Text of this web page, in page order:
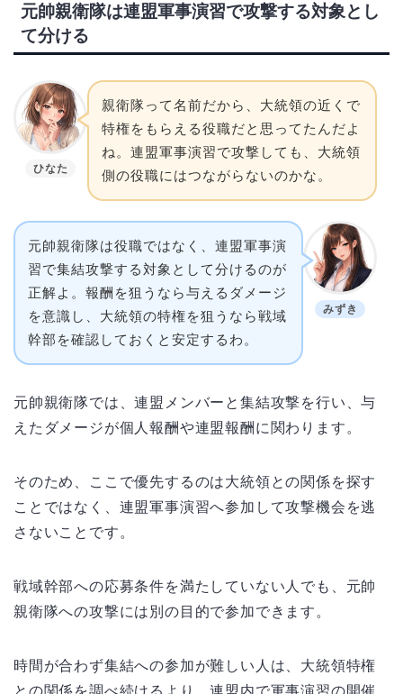
元帥親衛隊は連盟軍事演習で攻撃する対象とし
て分ける
ひなた
親衛隊って名前だから、大統領の近くで
特権をもらえる役職だと思ってたんだよ
ね。連盟軍事演習で攻撃しても、大統領
側の役職にはつながらないのかな。
みずき
元帥親衛隊は役職ではなく、連盟軍事演
習で集結攻撃する対象として分けるのが
正解よ。報酬を狙うなら与えるダメージ
を意識し、大統領の特権を狙うなら戦域
幹部を確認しておくと安定するわ。
元帥親衛隊では、連盟メンバーと集結攻撃を行い、与
えたダメージが個人報酬や連盟報酬に関わります。
そのため、ここで優先するのは大統領との関係を探す
ことではなく、連盟軍事演習へ参加して攻撃機会を逃
さないことです。
戦域幹部への応募条件を満たしていない人でも、元帥
親衛隊への攻撃には別の目的で参加できます。
時間が合わず集結への参加が難しい人は、大統領特権
との関係を調べ続けるより、連盟内で軍事演習の開催